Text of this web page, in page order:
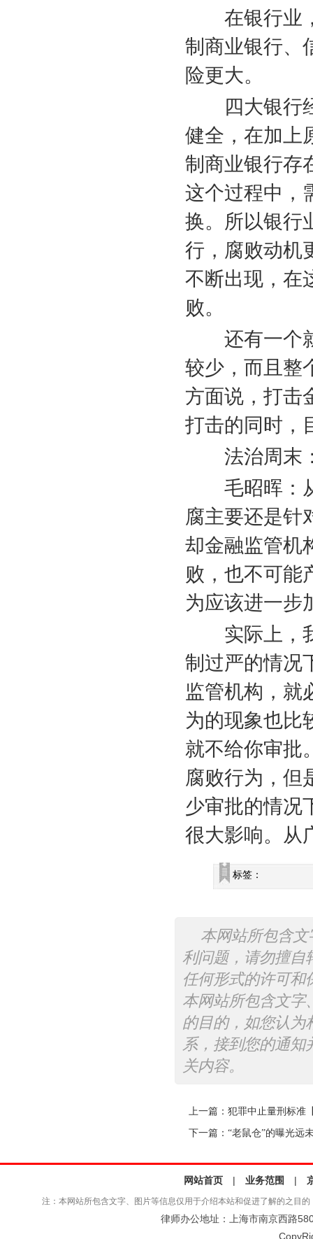
在银行业
制商业银行、
险更大。
四大银行
健全，在加上
制商业银行存
这个过程中，
换。所以银行
行，腐败动机
不断出现，在
败。
还有一个
较少，而且整
方面说，打击
打击的同时，
法治周末
毛昭晖：
腐主要还是针
却金融监管机
败，也不可能
为应该进一步
实际上，
制过严的情况
监管机构，就
为的现象也比
就不给你审批
腐败行为，但
少审批的情况
很大影响。从
标签：
本网站所包含
利问题，请勿擅自
任何形式的许可和
本网站所包含文字
的目的，如您认为
系，接到您的通知
关内容。
上一篇： 犯罪中止量刑标准
下一篇： “老鼠仓”的曝光远
网站首页 | 业务范围 |
注：本网站所包含文字、图片等信息仅用于介绍本站和促进了解的之目
律师办公地址：上海市南京西路